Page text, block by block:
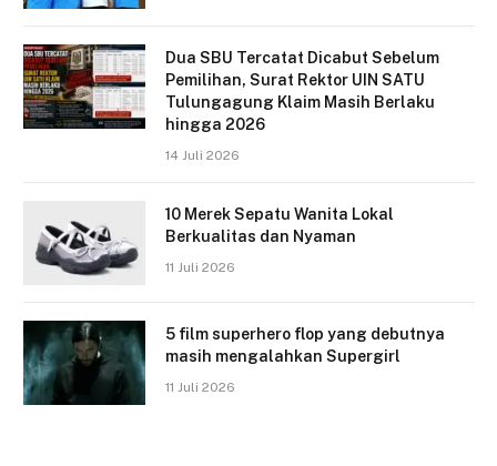
Dua SBU Tercatat Dicabut Sebelum
Pemilihan, Surat Rektor UIN SATU
Tulungagung Klaim Masih Berlaku
hingga 2026
14 Juli 2026
10 Merek Sepatu Wanita Lokal
Berkualitas dan Nyaman
11 Juli 2026
5 film superhero flop yang debutnya
masih mengalahkan Supergirl
11 Juli 2026